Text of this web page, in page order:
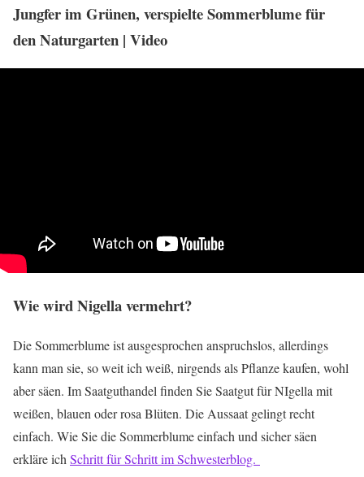
Jungfer im Grünen, verspielte Sommerblume für
den Naturgarten | Video
Wie wird Nigella vermehrt?
Die Sommerblume ist ausgesprochen anspruchslos, allerdings
kann man sie, so weit ich weiß, nirgends als Pflanze kaufen, wohl
aber säen. Im Saatguthandel finden Sie Saatgut für NIgella mit
weißen, blauen oder rosa Blüten. Die Aussaat gelingt recht
einfach. Wie Sie die Sommerblume einfach und sicher säen
erkläre ich Schritt für Schritt im Schwesterblog.